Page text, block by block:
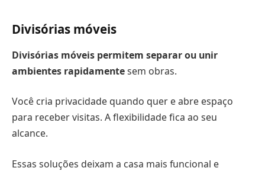
Divisórias móveis
Divisórias móveis permitem separar ou unir
ambientes rapidamentesem obras.
Você cria privacidade quando quer e abre espaço
para receber visitas. A flexibilidade fica ao seu
alcance.
Essas soluções deixam a casa mais funcional e